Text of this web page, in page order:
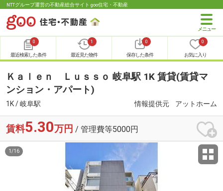
NTTグループ運営の不動産総合サイト goo住宅・不動産
0
最近検索した条件
1
最近見た物件
0
保存した条件
0
お気に入り
Ｋａｌｅｎ Ｌｕｓｓｏ 岐阜駅 1K 賃貸(賃貸マ
ンション・アパート)
1K / 岐阜駅 情報提供元 アットホーム
賃料5.30万円 / 管理費等5000円
1 /16